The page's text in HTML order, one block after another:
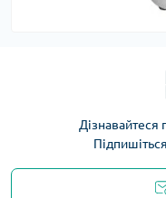
Дізнавайтеся